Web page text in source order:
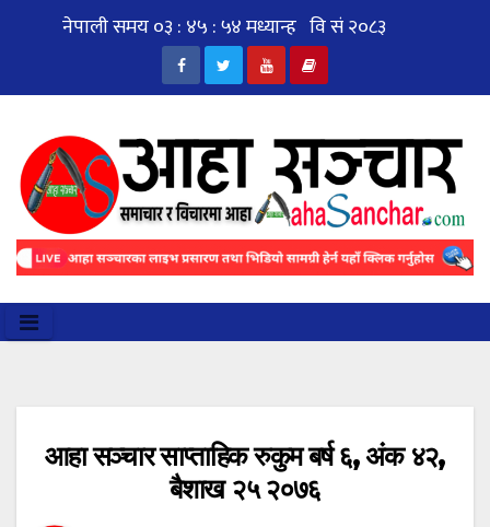
आहा सञ्चार साप्ताहिक रुकुम बर्ष ६, अंक ४२,
बैशाख २५ २०७६